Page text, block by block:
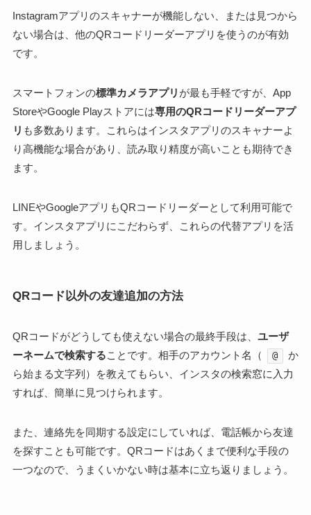
Instagramアプリのスキャナーが機能しない、または見つから
ない場合は、他のQRコードリーダーアプリを使うのが有効
です。
スマートフォンの標準カメラアプリ が最も手軽ですが、App
StoreやGoogle Playストアには専用のQRコードリーダーアプ
リ も多数あります。これらはインスタアプリのスキャナーよ
り高機能な場合があり、読み取り精度が高いことも期待でき
ます。
LINEやGoogleアプリもQRコードリーダーとして利用可能で
す。インスタアプリにこだわらず、これらの代替アプリを活
用しましょう。
QRコード以外の友達追加の方法
QRコードがどうしても使えない場合の最終手段は、 ユーザ
ーネームで検索することです。相手のアカウント名（ @
か
ら始まる文字列）を教えてもらい、インスタの検索窓に入力
すれば、簡単に見つけられます。
また、連絡先を同期する設定にしていれば、電話帳から友達
を探すことも可能です。QRコードはあくまで便利な手段の
一つなので、うまくいかない時は基本に立ち返りましょう。